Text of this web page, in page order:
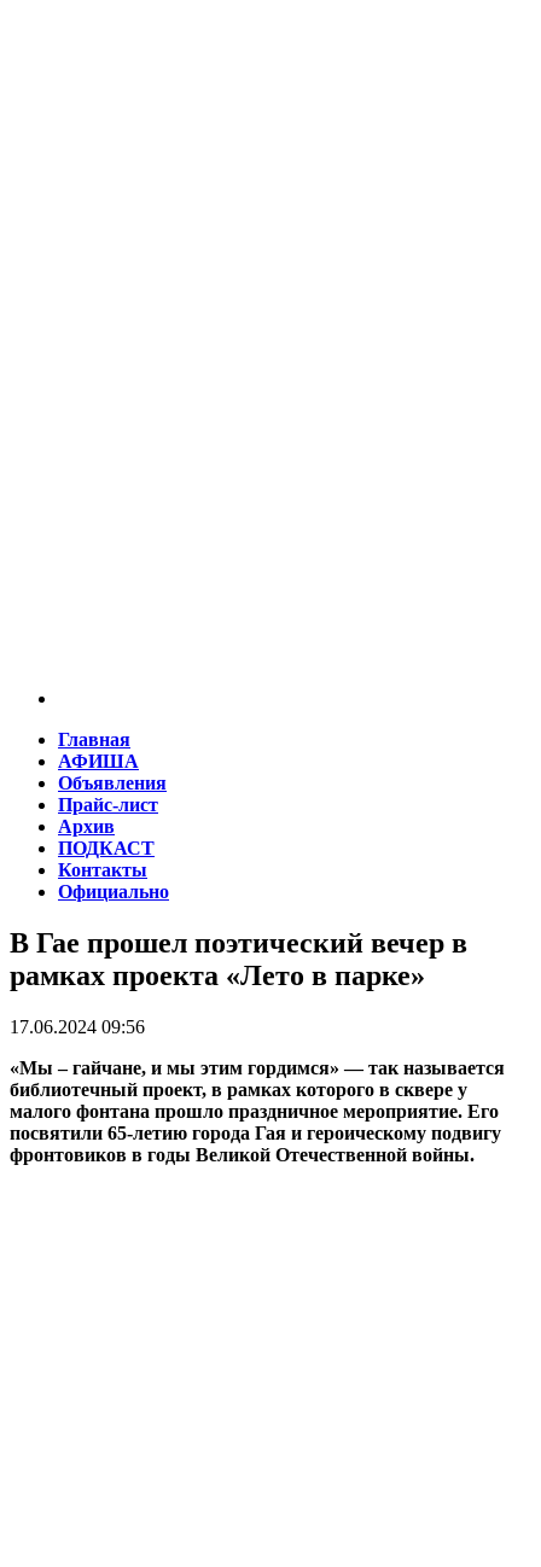
Главная
АФИША
Объявления
Прайс-лист
Архив
ПОДКАСТ
Контакты
Официально
В Гае прошел поэтический вечер в
рамках проекта «Лето в парке»
17.06.2024 09:56
«Мы – гайчане, и мы этим гордимся» — так называется
библиотечный проект, в рамках которого в сквере у
малого фонтана прошло праздничное мероприятие. Его
посвятили 65-летию города Гая и героическому подвигу
фронтовиков в годы Великой Отечественной войны.